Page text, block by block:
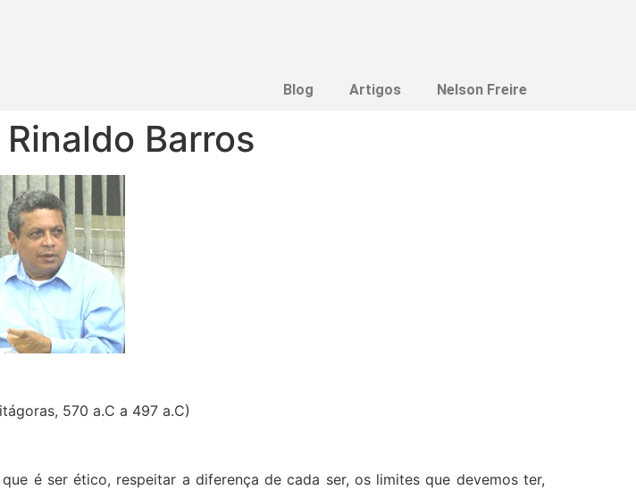
Blog Artigos Nelson Freire
Rinaldo Barros
570 a.C a 497 a.C)
é ser ético, respeitar a diferença de cada ser, os limites que devemos ter,